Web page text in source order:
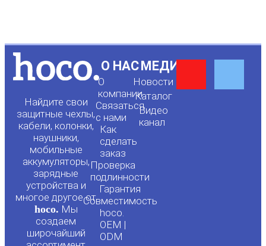
Найдите свои
защитные чехлы,
кабели, колонки,
наушники,
мобильные
аккумуляторы,
зарядные
устройства и
многое другое от
hoco. Мы
создаем
широчайший
О НАС
О
компании
Связаться
с нами
Как
сделать
заказ
Проверка
подлинности
Гарантия
Совместимость
hoco.
OEM |
ODM
МЕДИА
Новости
Каталог
Видео
канал